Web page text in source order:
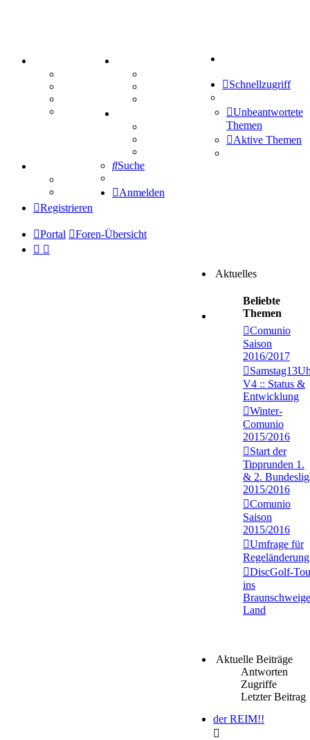
Mastodon
Treffenübersicht
Zitatesammlung
Schiffe versenken
Tipprunde
Comunio
Schnellzugriff
Unbeantwortete
Themen
Aktive Themen
Suche
Anmelden
Registrieren
Portal Foren-Übersicht
Aktuelles
Beliebte
Themen
Comunio
Saison
2016/2017
V4 :: Status &
Entwicklung
Winter-
Comunio
2015/2016
Start der
Tipprunden 1.
& 2.
2015/2016
Comunio
Saison
2015/2016
Umfrage für
Regeländerung
DiscGolf-
ins
Land
Aktuelle Beiträge
Antworten
Zugriffe
Letzter Beitrag
der REIM!!